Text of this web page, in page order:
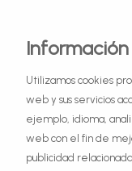
Utilizamos cookies
web y sus servicios
ejemplo, idioma,
web con el fin de
publicidad